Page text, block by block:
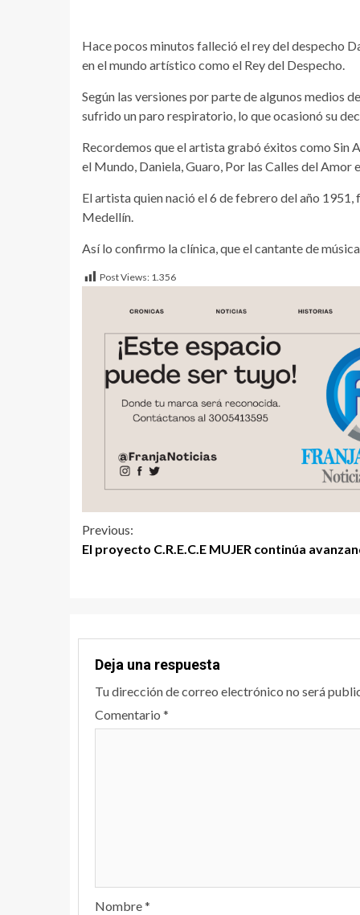
Hace pocos minutos falleció el rey del despecho
en el mundo artístico como el Rey del Despecho.
Según las versiones por parte de algunos medios
sufrido un paro respiratorio, lo que ocasionó su
Recordemos que el artista grabó éxitos como Sin
el Mundo, Daniela, Guaro, Por las Calles del Amor
El artista quien nació el 6 de febrero del año 1951,
Medellín.
Así lo confirmo la clínica, que el cantante de
Post Views: 1.356
Previous:
El proyecto C.R.E.C.E MUJER continúa
Deja una respuesta
Tu dirección de correo electrónico no será
Comentario *
Nombre*